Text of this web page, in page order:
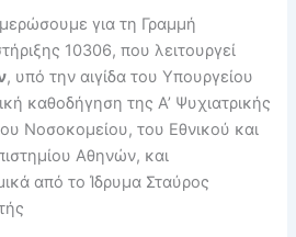
για τη Γραμμή
10306, που λειτουργεί
, υπό την αιγίδα του Υπουργείου
καθοδήγηση της Α’ Ψυχιατρικής
Νοσοκομείου, του Εθνικού και
Αθηνών, και
από το Ίδρυμα Σταύρος